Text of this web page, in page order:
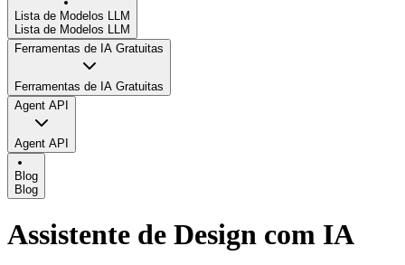
Lista de Modelos LLM
Lista de Modelos LLM
Ferramentas de IA Gratuitas
Ferramentas de IA Gratuitas
Agent API
Agent API
Blog
Blog
Assistente de Design com IA